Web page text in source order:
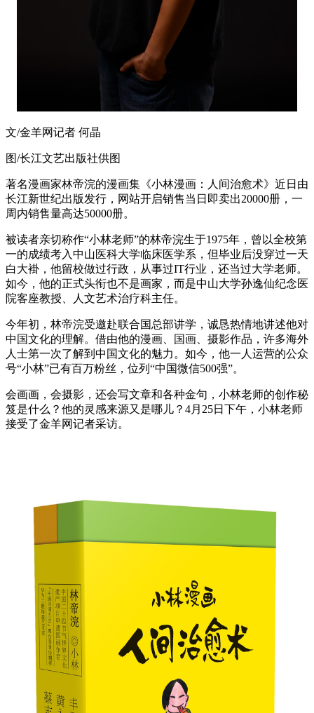
文/金羊网记者 何晶
图/长江文艺出版社供图
著名漫画家林帝浣的漫画集《小林漫画：人间治愈术》近日由
长江新世纪出版发行，网站开启销售当日即卖出20000册，一
周内销售量高达50000册。
被读者亲切称作“小林老师”的林帝浣生于1975年，曾以全校第
一的成绩考入中山医科大学临床医学系，但毕业后没穿过一天
白大褂，他留校做过行政，从事过IT行业，还当过大学老师。
如今，他的正式头衔也不是画家，而是中山大学孙逸仙纪念医
院客座教授、人文艺术治疗科主任。
今年初，林帝浣受邀赴联合国总部讲学，诚恳热情地讲述他对
中国文化的理解。借由他的漫画、国画、摄影作品，许多海外
人士第一次了解到中国文化的魅力。如今，他一人运营的公众
号“小林”已有百万粉丝，位列“中国微信500强”。
会画画，会摄影，还会写文章和各种金句，小林老师的创作秘
笈是什么？他的灵感来源又是哪儿？4月25日下午，小林老师
接受了金羊网记者采访。